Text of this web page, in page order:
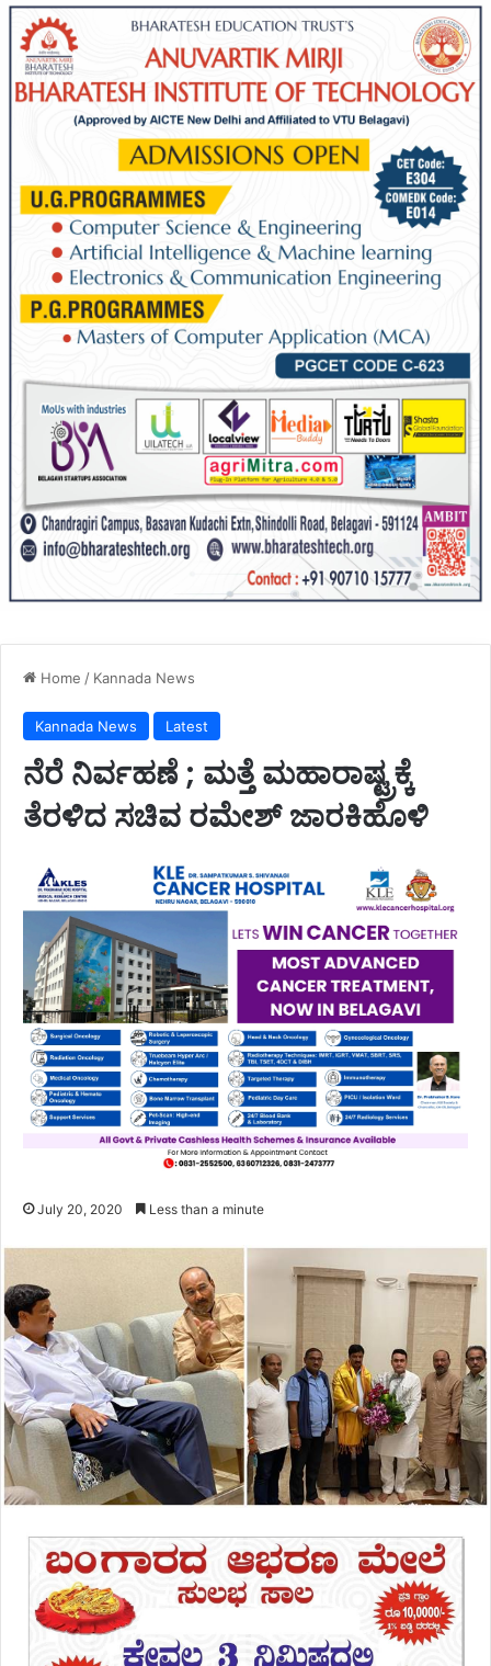
Home / Kannada News
Kannada News Latest
ನೆರೆ ನಿರ್ವಹಣೆ ‌; ಮತ್ತೆ ಮಹಾರಾಷ್ಟ್ರಕ್ಕೆ‌
ತೆರಳಿದ ಸಚಿವ ರಮೇಶ್ ಜಾರಕಿಹೊಳಿ
July 20, 2020 Less than a minute